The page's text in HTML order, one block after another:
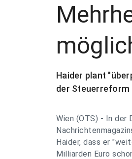
Haider plant
der Steuerreform
Wien (OTS) - In der
Haider, dass er
Milliarden Euro